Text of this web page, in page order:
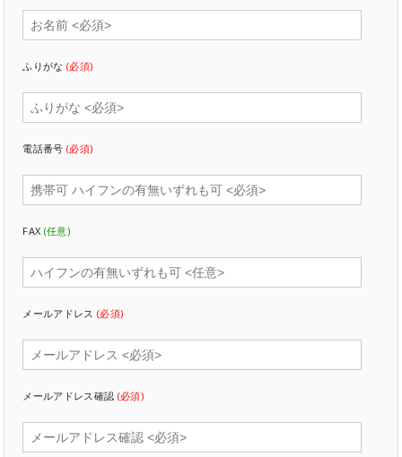
ふりがな(必須)
電話番号(必須)
FAX (任意)
メールアドレス(必須)
メールアドレス確認 (必須)